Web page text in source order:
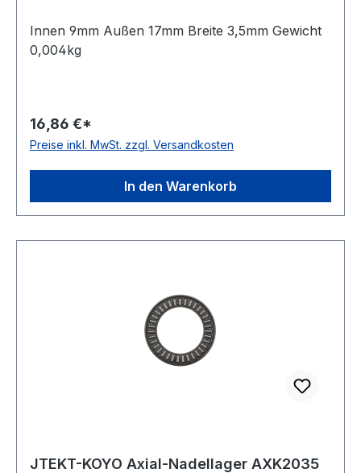
Innen 9mm Außen 17mm Breite 3,5mm Gewicht
0,004kg
16,86 €*
Preise inkl. MwSt. zzgl. Versandkosten
In den Warenkorb
JTEKT-KOYO Axial-Nadellager AXK2035